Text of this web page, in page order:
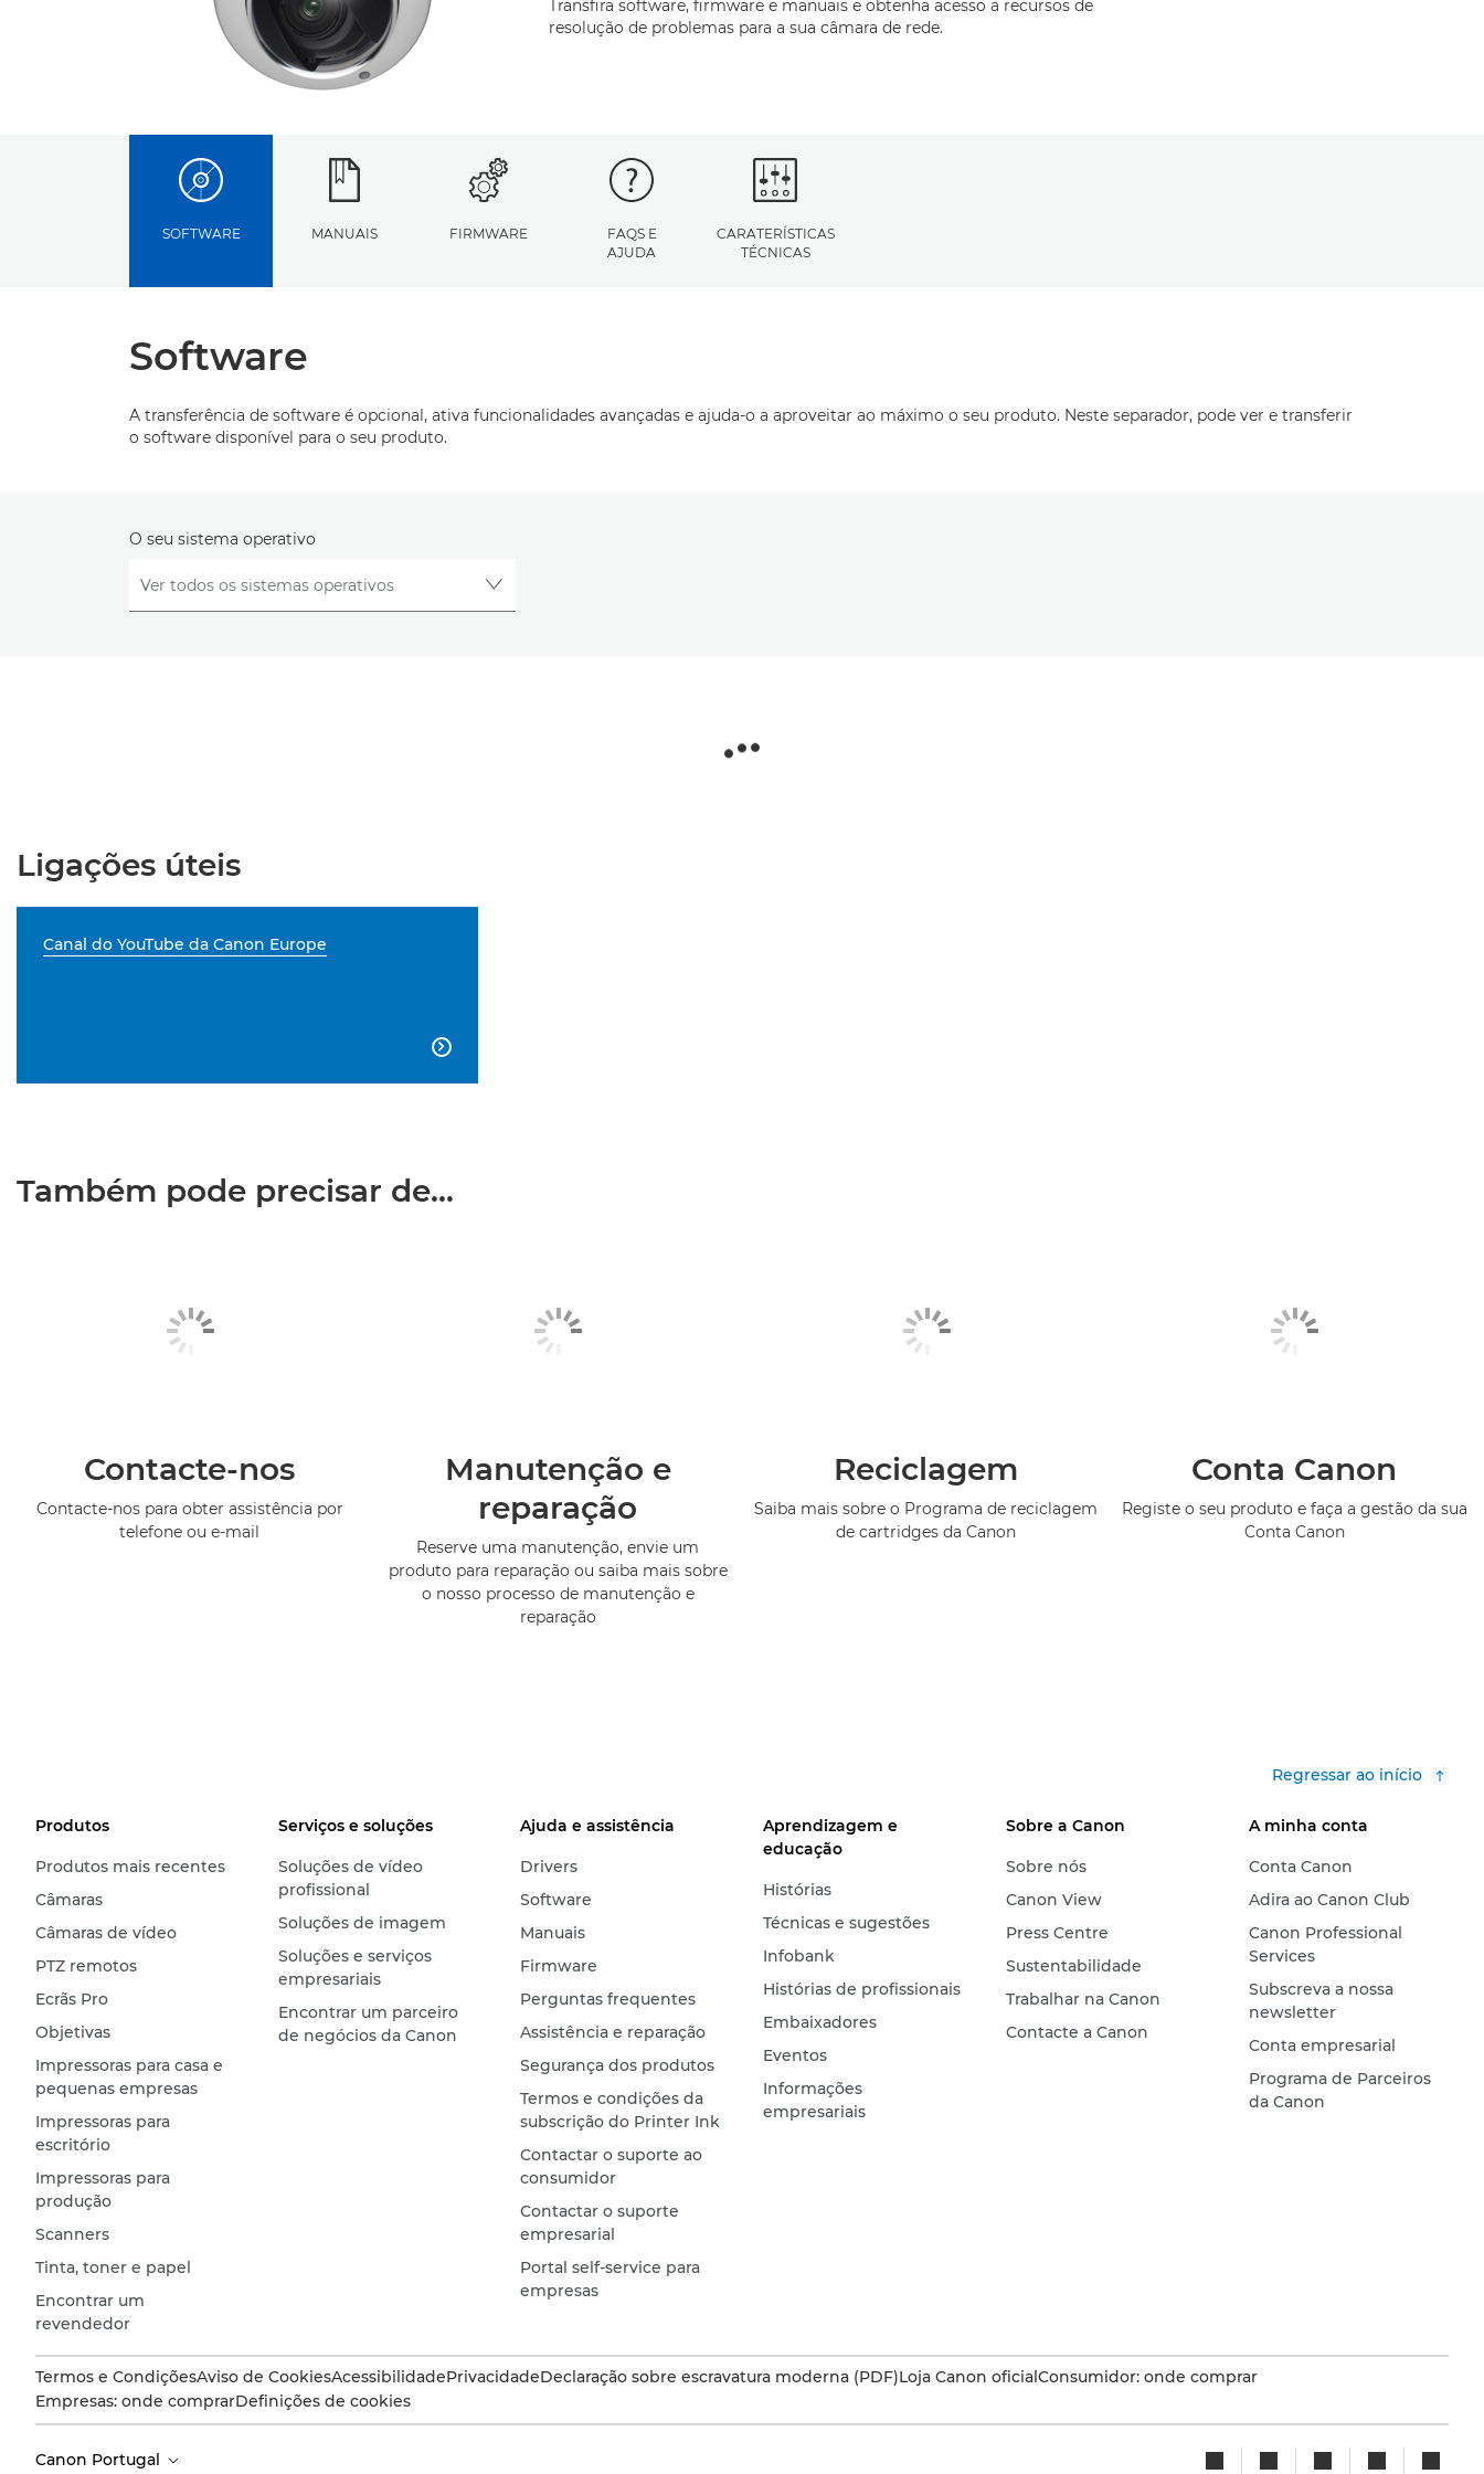
Transfira software, firmware e manuais e obtenha acesso a recursos de
resolução de problemas para a sua câmara de rede.
SOFTWARE MANUAIS FIRMWARE
FAQS E
AJUDA
CARATERÍSTICAS
TÉCNICAS
Software
A transferência de software é opcional, ativa funcionalidades avançadas e ajuda-o a aproveitar ao máximo o seu produto. Neste separador, pode ver e transferir
o software disponível para o seu produto.
O seu sistema operativo
Ligações úteis
Canal do YouTube da Canon Europe

Também pode precisar de...
Contacte-nos
Contacte-nos para obter assistência por
telefone ou e-mail
Manutenção e
reparação
Reserve uma manutenção, envie um
produto para reparação ou saiba mais sobre
o nosso processo de manutenção e
reparação
Reciclagem
Saiba mais sobre o Programa de reciclagem
de cartridges da Canon
Conta Canon
Registe o seu produto e faça a gestão da sua
Conta Canon
Regressar ao início
Produtos
Produtos mais recentes
Câmaras
Câmaras de vídeo
PTZ remotos
Ecrãs Pro
Objetivas
Impressoras para casa e
pequenas empresas
Impressoras para
escritório
Impressoras para
produção
Scanners
Tinta, toner e papel
Encontrar um
revendedor
Serviços e soluções
Soluções de vídeo
profissional
Soluções de imagem
Soluções e serviços
empresariais
Encontrar um parceiro
de negócios da Canon
Ajuda e assistência
Drivers
Software
Manuais
Firmware
Perguntas frequentes
Assistência e reparação
Segurança dos produtos
Termos e condições da
subscrição do Printer Ink
Contactar o suporte ao
consumidor
Contactar o suporte
empresarial
Portal self-service para
empresas
Aprendizagem e
educação
Histórias
Técnicas e sugestões
Infobank
Histórias de profissionais
Embaixadores
Eventos
Informações
empresariais
Sobre a Canon
Sobre nós
Canon View
Press Centre
Sustentabilidade
Trabalhar na Canon
Contacte a Canon
A minha conta
Conta Canon
Adira ao Canon Club
Canon Professional
Services
Subscreva a nossa
newsletter
Conta empresarial
Programa de Parceiros
da Canon
Termos e CondiçõesAviso de CookiesAcessibilidadePrivacidadeDeclaração sobre escravatura moderna (PDF)Loja Canon oficialConsumidor: onde comprar
Empresas: onde comprarDefinições de cookies
Canon Portugal